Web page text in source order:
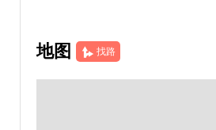
地图 找路